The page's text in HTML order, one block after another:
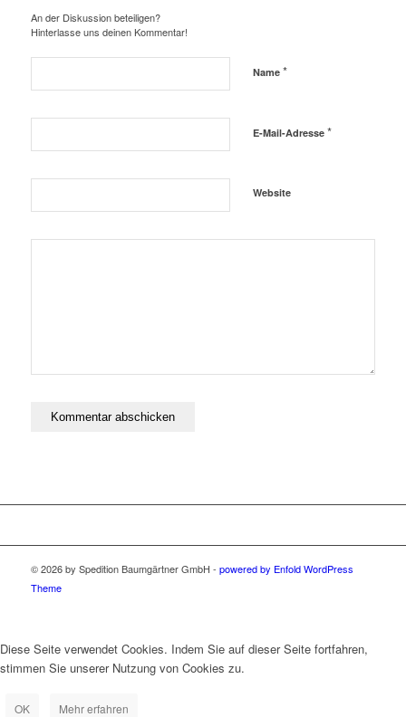
An der Diskussion beteiligen?
Hinterlasse uns deinen Kommentar!
Name *
E-Mail-Adresse *
Website
© 2026 by Spedition Baumgärtner GmbH - powered by Enfold WordPress
Theme
Diese Seite verwendet Cookies. Indem Sie auf dieser Seite fortfahren,
stimmen Sie unserer Nutzung von Cookies zu.
OK Mehr erfahren